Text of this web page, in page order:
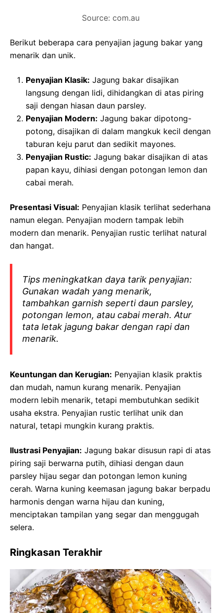
Source: com.au
Berikut beberapa cara penyajian jagung bakar yang
menarik dan unik.
Penyajian Klasik: Jagung bakar disajikan
langsung dengan lidi, dihidangkan di atas piring
saji dengan hiasan daun parsley.
Penyajian Modern: Jagung bakar dipotong-
potong, disajikan di dalam mangkuk kecil dengan
taburan keju parut dan sedikit mayones.
Penyajian Rustic: Jagung bakar disajikan di atas
papan kayu, dihiasi dengan potongan lemon dan
cabai merah.
Presentasi Visual: Penyajian klasik terlihat sederhana
namun elegan. Penyajian modern tampak lebih
modern dan menarik. Penyajian rustic terlihat natural
dan hangat.
Tips meningkatkan daya tarik penyajian:
Gunakan wadah yang menarik,
tambahkan garnish seperti daun parsley,
potongan lemon, atau cabai merah. Atur
tata letak jagung bakar dengan rapi dan
menarik.
Keuntungan dan Kerugian: Penyajian klasik praktis
dan mudah, namun kurang menarik. Penyajian
modern lebih menarik, tetapi membutuhkan sedikit
usaha ekstra. Penyajian rustic terlihat unik dan
natural, tetapi mungkin kurang praktis.
Ilustrasi Penyajian: Jagung bakar disusun rapi di atas
piring saji berwarna putih, dihiasi dengan daun
parsley hijau segar dan potongan lemon kuning
cerah. Warna kuning keemasan jagung bakar berpadu
harmonis dengan warna hijau dan kuning,
menciptakan tampilan yang segar dan menggugah
selera.
Ringkasan Terakhir